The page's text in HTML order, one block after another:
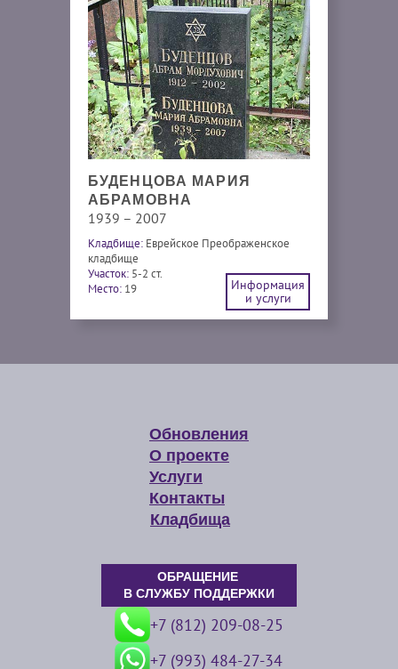
БУДЕНЦОВА МАРИЯ
АБРАМОВНА
1939 – 2007
Кладбище: Еврейское Преображенское
кладбище
Участок: 5-2 ст.
Место: 19
Информация
и услуги
Обновления
О проекте
Услуги
Контакты
Кладбища
ОБРАЩЕНИЕ
В СЛУЖБУ ПОДДЕРЖКИ
+7 (812) 209-08-25
+7 (993) 484-27-34